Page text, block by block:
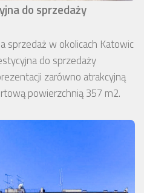
do sprzedaży
sprzedaż w okolicach Katowic
do sprzedaży
zarówno atrakcyjną
powierzchnią 357 m2.